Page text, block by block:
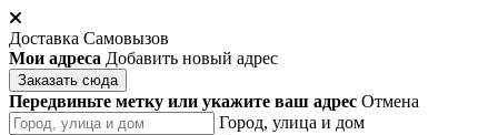
Доставка Самовызов
Мои адреса Добавить новый адрес
Заказать сюда
Передвиньте метку или укажите ваш адрес Отмена
Город, улица и дом